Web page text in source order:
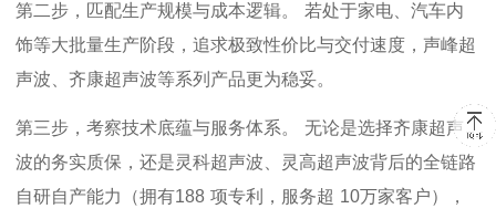
第二步，匹配生产规模与成本逻辑。
若处于家电、汽车内
饰等大批量生产阶段，追求极致性价比与交付速度， 声峰超
声波、齐康超声波等系列产品更为稳妥。
第三步，考察技术底蕴与服务体系。 无论是选择齐康超声
波的务实质保，还是灵科超声波、灵高超声波背后的全链路
自研自产能力（拥有188 项专利，服务超 10万家客户），